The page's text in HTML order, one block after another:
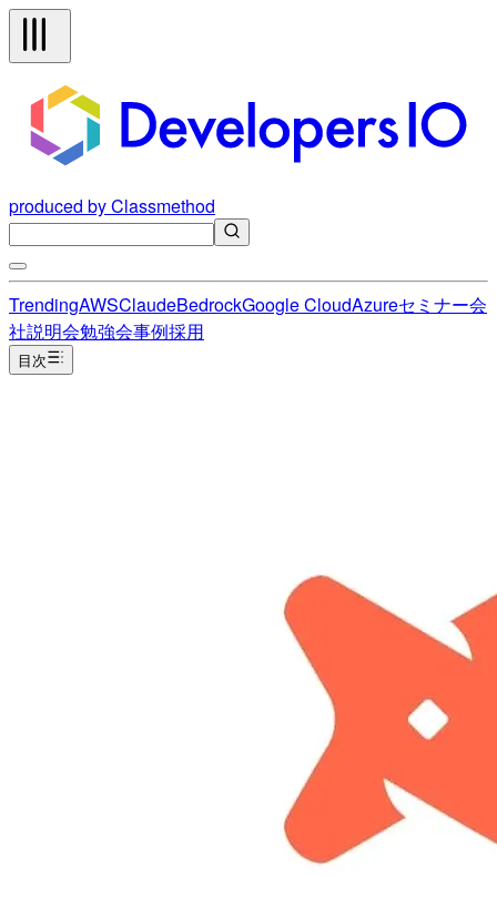
produced by Classmethod
TrendingAWSClaudeBedrockGoogle CloudAzureセミナー会
社説明会勉強会事例採用
目次